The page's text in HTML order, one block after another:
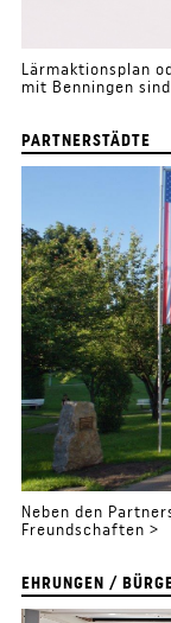
Lärmaktionsplan
mit Benningen
PARTNERSTÄDTE
Neben den
Freundschaften >
EHRUNGEN /